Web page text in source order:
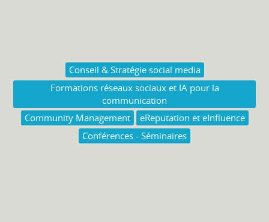
Conseil & Stratégie social media
Formations réseaux sociaux et IA pour la
communication
Community Management
eReputation et eInfluence
Conférences - Séminaires